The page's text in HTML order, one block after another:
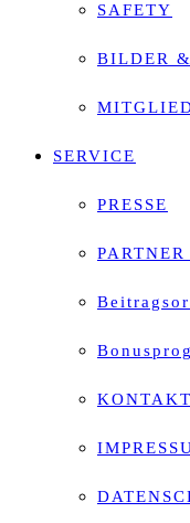
SAFETY
BILDER
SERVICE
PRESSE
KONTAKT